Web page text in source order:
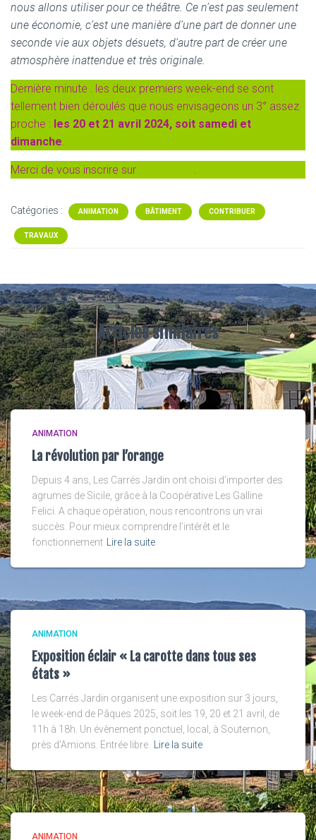
nous allons utiliser pour ce théâtre. Ce n’est pas seulement
une économie, c’est une manière d’une part de donner une
seconde vie aux objets désuets, d’autre part de créer une
atmosphère inattendue et très originale.
Dernière minute : les deux premiers week-end se sont
tellement bien déroulés que nous envisageons un 3° assez
proche : les 20 et 21 avril 2024, soit samedi et
dimanche.
Merci de vous inscrire sur .
Catégories : ANIMATION BÂTIMENT CONTRIBUER
TRAVAUX
Articles similaires
ANIMATION
La révolution par l’orange
Depuis 4 ans, Les Carrés Jardin ont choisi d’importer des
agrumes de Sicile, grâce à la Coopérative Les Galline
Felici. A chaque opération, nous rencontrons un vrai
succès. Pour mieux comprendre l’intérêt et le
fonctionnement
Lire la suite
ANIMATION
Exposition éclair « La carotte dans tous ses
états »
Les Carrés Jardin organisent une exposition sur 3 jours,
le week-end de Pâques 2025, soit les 19, 20 et 21 avril, de
11h à 18h. Un évènement ponctuel, local, à Souternon,
près d’Amions. Entrée libre.
Lire la suite
ANIMATION